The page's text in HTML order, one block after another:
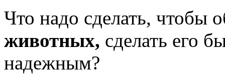
Что надо сделать, чтобы
животных, сделать его
надежным?